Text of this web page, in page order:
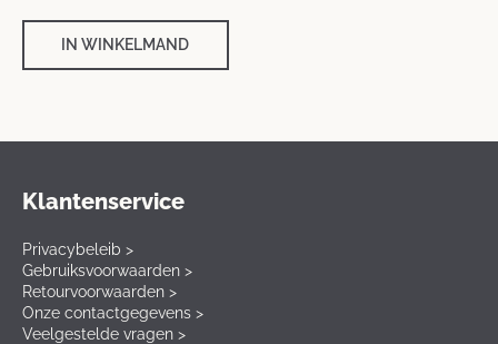
was:
450 €.
is:
150 €.
IN WINKELMAND
Klantenservice
Privacybeleib >
Gebruiksvoorwaarden >
Retourvoorwaarden >
Onze contactgegevens >
Veelgestelde vragen >